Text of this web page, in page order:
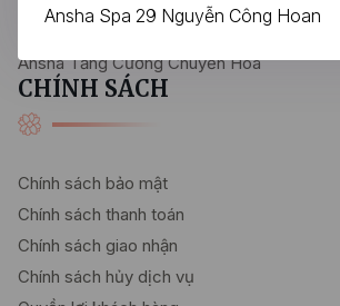
Chăm Sóc Vùng Đầu Ansha
Ansha Tăng Cường Chuyển Hóa
CHÍNH SÁCH
Chính sách bảo mật
Chính sách thanh toán
Chính sách giao nhận
Chính sách hủy dịch vụ
Ansha Spa 29 Nguyễn Công Hoan